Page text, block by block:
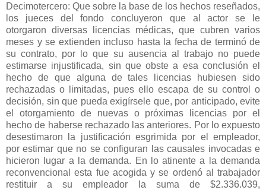
Decimotercero: Que sobre la base de los hechos reseñados,
los jueces del fondo concluyeron que al actor se le
otorgaron diversas licencias médicas, que cubren varios
meses y se extienden incluso hasta la fecha de terminó de
su contrato, por lo que su ausencia al trabajo no puede
estimarse injustificada, sin que obste a esa conclusión el
hecho de que alguna de tales licencias hubiesen sido
rechazadas o limitadas, pues ello escapa de su control o
decisión, sin que pueda exigírsele que, por anticipado, evite
el otorgamiento de nuevas o próximas licencias por el
hecho de haberse rechazado las anteriores. Por lo expuesto
desestimaron la justificación esgrimida por el empleador,
por estimar que no se configuran las causales invocadas e
hicieron lugar a la demanda. En lo atinente a la demanda
reconvencional esta fue acogida y se ordenó al trabajador
restituir a su empleador la suma de $2.336.039,